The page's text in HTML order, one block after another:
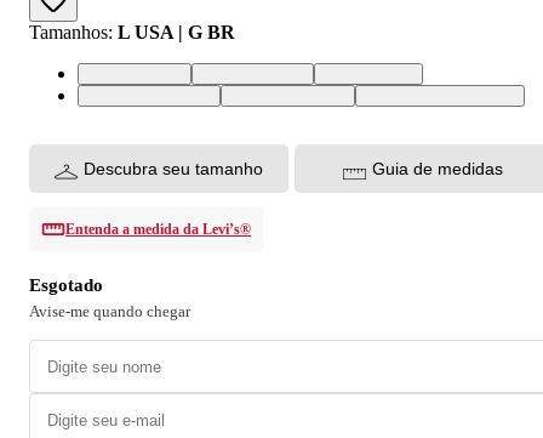
Tamanhos: L USA | G BR
Descubra seu tamanho Guia de medidas
Entenda a medida da Levi’s®
Esgotado
Avise-me quando chegar